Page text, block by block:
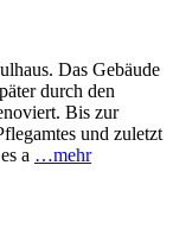
Das Gebäude
durch den
Bis zur
und zuletzt
a …mehr